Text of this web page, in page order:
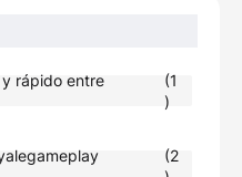
rápido entre
(1
)
(2